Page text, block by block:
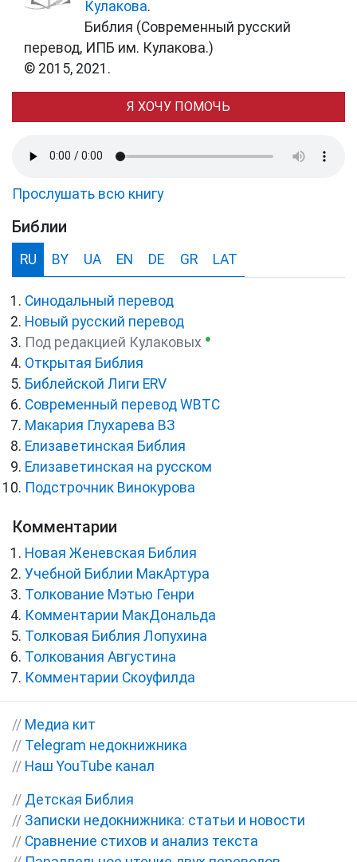
Кулакова.
Библия (Современный русский
перевод, ИПБ им. Кулакова.)
© 2015, 2021.
Я ХОЧУ ПОМОЧЬ
Прослушать всю книгу
Библии
RU BY UA EN DE GR LAT
Синодальный перевод
Новый русский перевод
Под редакцией Кулаковых ●
Открытая Библия
Библейской Лиги ERV
Cовременный перевод WBTC
Макария Глухарева ВЗ
Елизаветинская Библия
Елизаветинская на русском
Подстрочник Винокурова
Комментарии
Новая Женевская Библия
Учебной Библии МакАртура
Толкование Мэтью Генри
Комментарии МакДональда
Толковая Библия Лопухина
Толкования Августина
Комментарии Скоуфилда
// Медиа кит
// Telegram недокнижника
// Наш YouTube канал
// Детская Библия
// Записки недокнижника: статьи и новости
// Сравнение стихов и анализ текста